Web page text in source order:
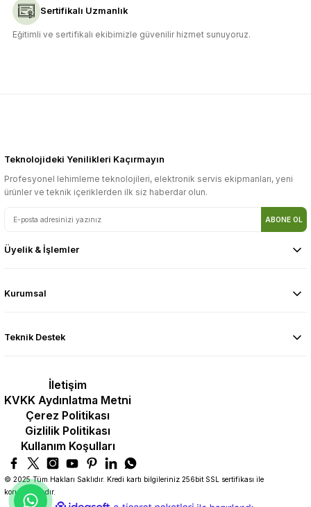
Sertifikalı Uzmanlık
Eğitimli ve sertifikalı ekibimizle güvenilir hizmet sunuyoruz.
Teknolojideki Yenilikleri Kaçırmayın
Profesyonel lehimleme teknolojileri, elektronik servis ekipmanları, yeni
ürünler ve teknik içeriklerden ilk siz haberdar olun.
ABONE OL
Üyelik & İşlemler
Kurumsal
Teknik Destek
İletişim
KVKK Aydınlatma Metni
Çerez Politikası
Gizlilik Politikası
Kullanım Koşulları
© 2025 Tüm Hakları Saklıdır. Kredi kartı bilgileriniz 256bit SSL sertifikası ile
korunmaktadır.